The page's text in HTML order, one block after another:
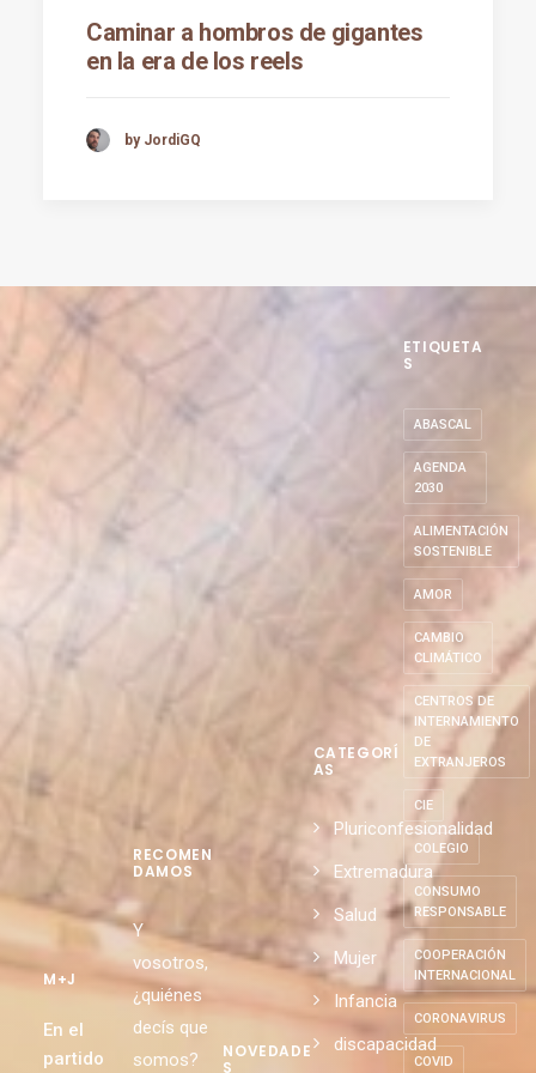
Caminar a hombros de gigantes
en la era de los reels
by JordiGQ
M+J
En el
partido
RECOMEN
DAMOS
Y
vosotros,
¿quiénes
decís que
somos?
NOVEDADE
S
CATEGORÍ
AS
Pluriconfesionalidad
Extremadura
Salud
Mujer
Infancia
discapacidad
ETIQUETA
S
ABASCAL
AGENDA
2030
ALIMENTACIÓN
SOSTENIBLE
AMOR
CAMBIO
CLIMÁTICO
CENTROS DE
INTERNAMIENTO
DE
EXTRANJEROS
CIE
COLEGIO
CONSUMO
RESPONSABLE
COOPERACIÓN
INTERNACIONAL
CORONAVIRUS
COVID